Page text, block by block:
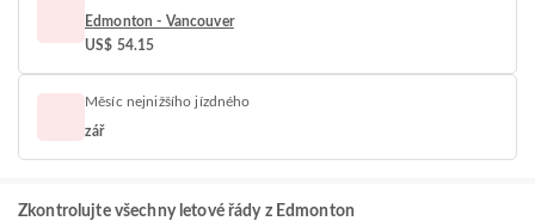
Edmonton - Vancouver
US$ 54.15
Měsíc nejnižšího jízdného
zář
Zkontrolujte všechny letové řády z Edmonton